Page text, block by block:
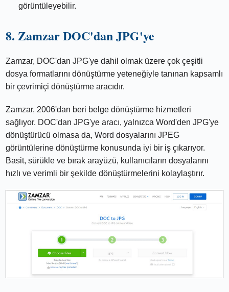
görüntüleyebilir.
8. Zamzar DOC'dan JPG'ye
Zamzar, DOC'dan JPG'ye dahil olmak üzere çok çeşitli
dosya formatlarını dönüştürme yeteneğiyle tanınan kapsamlı
bir çevrimiçi dönüştürme aracıdır.
Zamzar, 2006'dan beri belge dönüştürme hizmetleri
sağlıyor. DOC'dan JPG'ye aracı, yalnızca Word'den JPG'ye
dönüştürücü olmasa da, Word dosyalarını JPEG
görüntülerine dönüştürme konusunda iyi bir iş çıkarıyor.
Basit, sürükle ve bırak arayüzü, kullanıcıların dosyalarını
hızlı ve verimli bir şekilde dönüştürmelerini kolaylaştırır.